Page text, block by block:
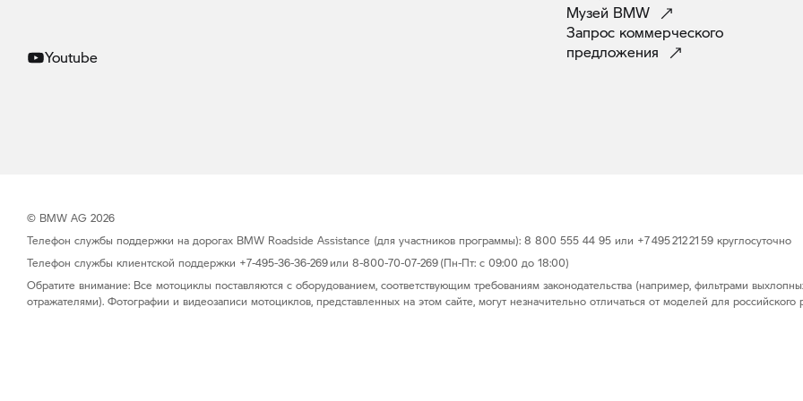
Youtube
Музей BMW
Запрос коммерческого
предложения
© BMW AG 2026
Телефон службы поддержки на дорогах BMW Roadside Assistance (для участников программы): 8 800 555 44 95 или +7 495 212 21 59 круглосуточно
Телефон службы клиентской поддержки +7-495-36-36-269 или 8-800-70-07-269 (Пн-Пт: с 09:00 до 18:00)
Обратите внимание: Все мотоциклы поставляются с оборудованием, соответствующим требованиям законодательства (например, фильтрами
отражателями). Фотографии и видеозаписи мотоциклов, представленных на этом сайте, могут незначительно отличаться от моделей для российского